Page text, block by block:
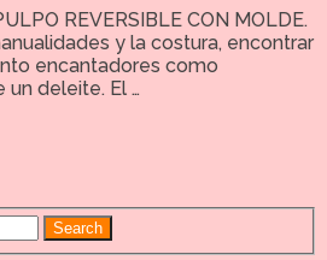
REVERSIBLE CON MOLDE.
y la costura, encontrar
encantadores como
un deleite. El …
Search